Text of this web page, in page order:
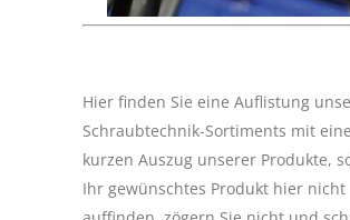
Hier finden Sie eine Auflistung
Schraubtechnik-Sortiments mit
kurzen Auszug unserer Produkte,
Ihr gewünschtes Produkt hier nicht